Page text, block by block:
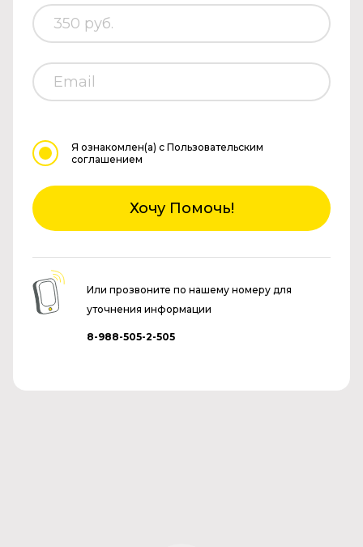
Я ознакомлен(а) с Пользовательским
соглашением
Хочу Помочь!
Или прозвоните по нашему номеру для
уточнения информации
8-988-505-2-505